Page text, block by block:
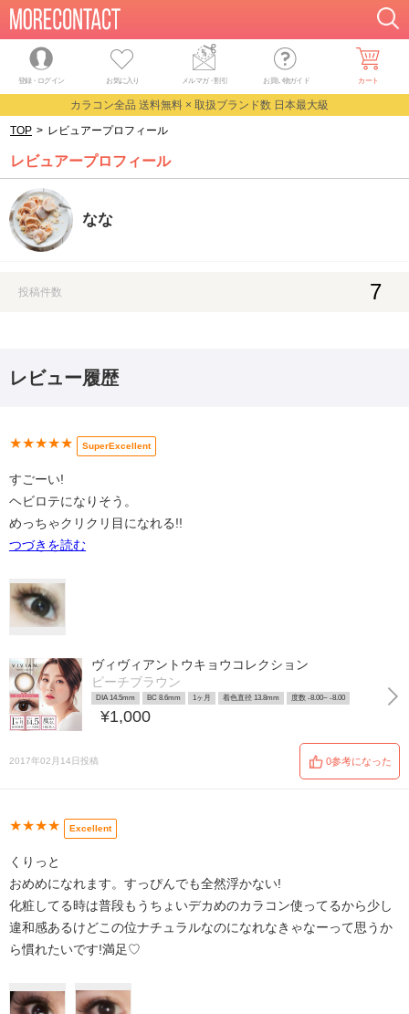
登録・ログイン お気に入り メルマガ・割引 お買い物ガイド カート
カラコン全品 送料無料 × 取扱ブランド数 日本最大級
TOP > レビュアープロフィール
レビュアープロフィール
なな
投稿件数 7
レビュー履歴
★★★★★ SuperExcellent
すごーい!
ヘビロテになりそう。
めっちゃクリクリ目になれる!!
つづきを読む
ヴィヴィアントウキョウコレクション
ピーチブラウン
DIA 14.5mm BC 8.6mm 1ヶ月 着色直径 13.8mm 度数 -8.00~ -8.00
¥1,000
2017年02月14日投稿 0参考になった
★★★★ Excellent
くりっと
おめめになれます。すっぴんでも全然浮かない!
化粧してる時は普段もうちょいデカめのカラコン使ってるから少し
違和感あるけどこの位ナチュラルなのになれなきゃなーって思うか
ら慣れたいです!満足♡